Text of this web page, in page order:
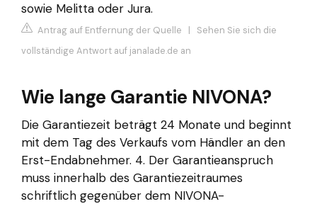
sowie Melitta oder Jura.
Antrag auf Entfernung der Quelle | Sehen Sie sich die
vollständige Antwort auf janalade.de an
Wie lange Garantie NIVONA?
Die Garantiezeit beträgt 24 Monate und beginnt
mit dem Tag des Verkaufs vom Händler an den
Erst-Endabnehmer. 4. Der Garantieanspruch
muss innerhalb des Garantiezeitraumes
schriftlich gegenüber dem NIVONA-